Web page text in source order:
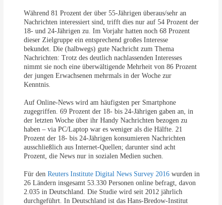
Während 81 Prozent der über 55-Jährigen überaus/sehr an
Nachrichten interessiert sind, trifft dies nur auf 54 Prozent der
18- und 24-Jährigen zu. Im Vorjahr hatten noch 68 Prozent
dieser Zielgruppe ein entsprechend großes Interesse
bekundet. Die (halbwegs) gute Nachricht zum Thema
Nachrichten: Trotz des deutlich nachlassenden Interesses
nimmt sie noch eine überwältigende Mehrheit von 86 Prozent
der jungen Erwachsenen mehrmals in der Woche zur
Kenntnis.
Auf Online-News wird am häufigsten per Smartphone
zugegriffen. 69 Prozent der 18- bis 24-Jährigen gaben an, in
der letzten Woche über ihr Handy Nachrichten bezogen zu
haben – via PC/Laptop war es weniger als die Hälfte. 21
Prozent der 18- bis 24-Jährigen konsumieren Nachrichten
ausschließlich aus Internet-Quellen; darunter sind acht
Prozent, die News nur in sozialen Medien suchen.
Für denReuters Institute Digital News Survey 2016 wurden in
26 Ländern insgesamt 53.330 Personen online befragt, davon
2.035 in Deutschland. Die Studie wird seit 2012 jährlich
durchgeführt. In Deutschland ist das Hans-Bredow-Institut